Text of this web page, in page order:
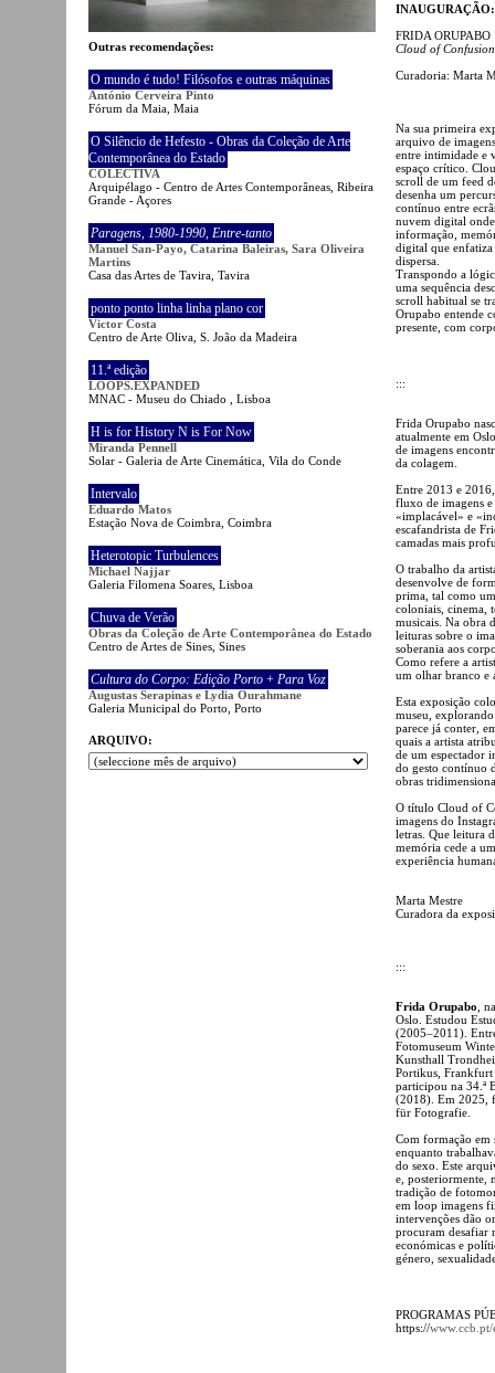
Outras recomendações:
O mundo é tudo! Filósofos e outras máquinas
António Cerveira Pinto
Fórum da Maia, Maia
O Silêncio de Hefesto - Obras da Coleção de Arte
Contemporânea do Estado
COLECTIVA
Arquipélago - Centro de Artes Contemporâneas, Ribeira
Grande - Açores
Paragens, 1980-1990, Entre-tanto
Manuel San-Payo, Catarina Baleiras, Sara Oliveira
Martins
Casa das Artes de Tavira, Tavira
ponto ponto linha linha plano cor
Victor Costa
Centro de Arte Oliva, S. João da Madeira
11.ª edição
LOOPS.EXPANDED
MNAC - Museu do Chiado , Lisboa
H is for History N is For Now
Miranda Pennell
Solar - Galeria de Arte Cinemática, Vila do Conde
Intervalo
Eduardo Matos
Estação Nova de Coimbra, Coimbra
Heterotopic Turbulences
Michael Najjar
Galeria Filomena Soares, Lisboa
Chuva de Verão
Obras da Coleção de Arte Contemporânea do Estado
Centro de Artes de Sines, Sines
Cultura do Corpo: Edição Porto + Para Voz
Augustas Serapinas e Lydia Ourahmane
Galeria Municipal do Porto, Porto
ARQUIVO:
INAUGURAÇÃO:
FRIDA ORUPABO
Cloud of Confusion
Curadoria: Marta
Na sua primeira
arquivo de
entre intimidade e
espaço crítico.
scroll de um feed
desenha um
contínuo entre
nuvem digital onde
informação,
digital que enfatiza
dispersa.
Transpondo a
uma sequência
scroll habitual se
Orupabo entende
presente, com
:::
Frida Orupabo
atualmente em
de imagens
da colagem.
Entre 2013 e
fluxo de imagens
«implacável» e
escafandrista de
camadas mais
O trabalho da
desenvolve de
prima, tal como
coloniais, cinema,
musicais. Na obra
leituras sobre o
soberania aos
Como refere a
um olhar branco e
Esta exposição
museu,
parece já conter,
quais a artista
de um espectador
do gesto contínuo
obras
O título Cloud of
imagens do
letras. Que leitura
memória cede a
experiência
Marta Mestre
Curadora da
:::
Frida Orupabo ,
Oslo. Estudou
(2005–2011).
Fotomuseum
Kunsthall
Portikus, Frankfurt
participou na 34.ª
(2018). Em 2025,
für Fotografie.
Com formação em
enquanto
do sexo. Este
e, posteriormente,
tradição de
em loop imagens
intervenções dão
procuram desafiar
económicas e
género,
PROGRAMAS
https://